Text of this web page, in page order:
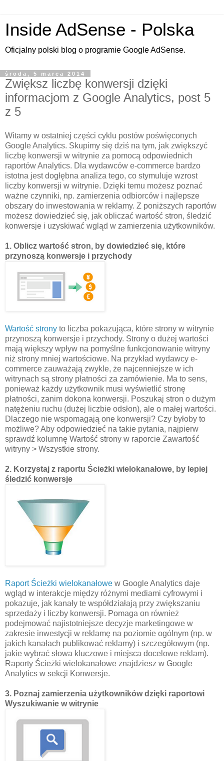
Inside AdSense - Polska
Oficjalny polski blog o programie Google AdSense.
środa, 5 marca 2014
Zwiększ liczbę konwersji dzięki
informacjom z Google Analytics, post 5
z 5
Witamy w ostatniej części cyklu postów poświęconych
Google Analytics. Skupimy się dziś na tym, jak zwiększyć
liczbę konwersji w witrynie za pomocą odpowiednich
raportów Analytics. Dla wydawców e-commerce bardzo
istotna jest dogłębna analiza tego, co stymuluje wzrost
liczby konwersji w witrynie. Dzięki temu możesz poznać
ważne czynniki, np. zamierzenia odbiorców i najlepsze
obszary do inwestowania w reklamy. Z poniższych raportów
możesz dowiedzieć się, jak obliczać wartość stron, śledzić
konwersje i uzyskiwać wgląd w zamierzenia użytkowników.
1. Oblicz wartość stron, by dowiedzieć się, które
przynoszą konwersje i przychody
Wartość strony to liczba pokazująca, które strony w witrynie
przynoszą konwersje i przychody. Strony o dużej wartości
mają większy wpływ na pomyślne funkcjonowanie witryny
niż strony mniej wartościowe. Na przykład wydawcy e-
commerce zauważają zwykle, że najcenniejsze w ich
witrynach są strony płatności za zamówienie. Ma to sens,
ponieważ każdy użytkownik musi wyświetlić stronę
płatności, zanim dokona konwersji. Poszukaj stron o dużym
natężeniu ruchu (dużej liczbie odsłon), ale o małej wartości.
Dlaczego nie wspomagają one konwersji? Czy byłoby to
możliwe? Aby odpowiedzieć na takie pytania, najpierw
sprawdź kolumnę Wartość strony w raporcie Zawartość
witryny > Wszystkie strony.
2. Korzystaj z raportu Ścieżki wielokanałowe, by lepiej
śledzić konwersje
Raport Ścieżki wielokanałowe w Google Analytics daje
wgląd w interakcje między różnymi mediami cyfrowymi i
pokazuje, jak kanały te współdziałają przy zwiększaniu
sprzedaży i liczby konwersji. Pomaga on również
podejmować najistotniejsze decyzje marketingowe w
zakresie inwestycji w reklamę na poziomie ogólnym (np. w
jakich kanałach publikować reklamy) i szczegółowym (np.
jakie wybrać słowa kluczowe i miejsca docelowe reklam).
Raporty Ścieżki wielokanałowe znajdziesz w Google
Analytics w sekcji Konwersje.
3. Poznaj zamierzenia użytkowników dzięki raportowi
Wyszukiwanie w witrynie